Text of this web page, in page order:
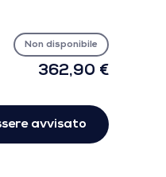
Non disponibile
362,90 €
avvisato